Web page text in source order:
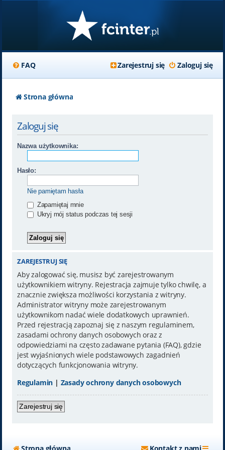
FAQ Zaloguj się
Zarejestruj się
Strona główna
Zaloguj się
Nazwa użytkownika:
Hasło:
Nie pamiętam hasła
Zapamiętaj mnie
Ukryj mój status podczas tej sesji
ZAREJESTRUJ SIĘ
Aby zalogować się, musisz być zarejestrowanym
użytkownikiem witryny. Rejestracja zajmuje tylko chwilę, a
znacznie zwiększa możliwości korzystania z witryny.
Administrator witryny może zarejestrowanym
użytkownikom nadać wiele dodatkowych uprawnień.
Przed rejestracją zapoznaj się z naszym regulaminem,
zasadami ochrony danych osobowych oraz z
odpowiedziami na często zadawane pytania (FAQ), gdzie
jest wyjaśnionych wiele podstawowych zagadnień
dotyczących funkcjonowania witryny.
Regulamin | Zasady ochrony danych osobowych
Zarejestruj się
Strona główna Kontakt z nami